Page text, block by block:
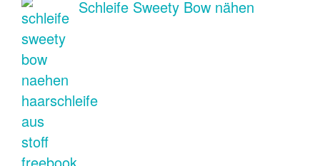
Schleife Sweety Bow nähen